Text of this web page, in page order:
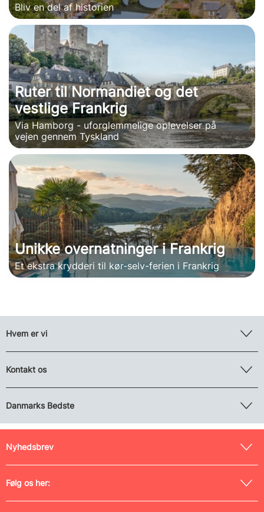
Bliv en del af historien
Ruter til Normandiet og det
vestlige Frankrig
Via Hamborg - uforglemmelige oplevelser på
vejen gennem Tyskland
Unikke overnatninger i Frankrig
Et ekstra krydderi til kør-selv-ferien i Frankrig
Hvem er vi
Kontakt os
Danmarks Bedste
Nyhedsbrev
Følg os her: